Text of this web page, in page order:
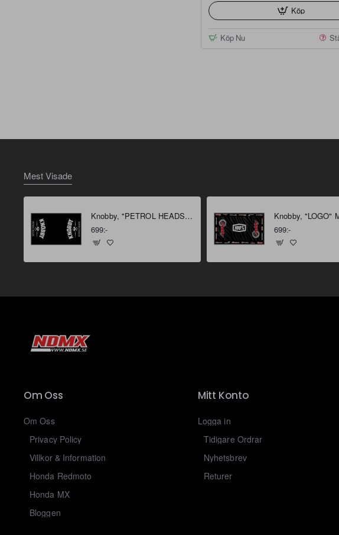
Köp
Köp Nu
Mest Visade
Knobby, "PETROL HEADS" Miljömatta 160 X 100 cm
699:-
699:-
Om Oss
Om Oss
Privacy Policy
Villkor & Information
Honda Redmoto
Honda MX
Bloggen
Mitt Konto
Logga in
Tidigare Ordrar
Nyhetsbrev
Returer